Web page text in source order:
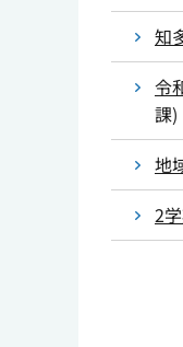
知
令
課)
地
2